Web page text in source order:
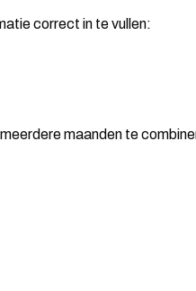
correct in te vullen:
maanden te